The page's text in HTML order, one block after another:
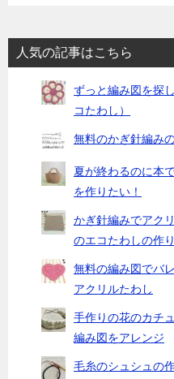
人気の記事はこちら
ずっと編み図を探
コたわし）
無料のかぎ針編み
夏が終わるのに本
を作りたい！
かぎ針編みでアク
のエコたわしの作
無料の編み図でバ
アクリルたわし
手作りの花のカチ
編み図をアレンジ
毛糸のシュシュの